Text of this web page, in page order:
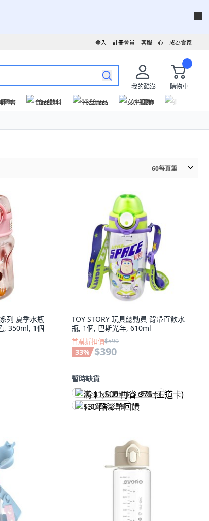
成為賣家
客服中心
註冊會員
登入
我的酷澎
購物車
圖書 食品飲料 生活用品 女性服飾
60每頁筆
列 夏季水瓶
, 350ml, 1個
TOY STORY 玩具總動員 背帶直飲水
瓶, 1個, 巴斯光年, 610ml
首購折扣價$590
33% $390
暫時缺貨
满 $1,500 再省 $75 (王道卡)
$30 酷澎幣回饋